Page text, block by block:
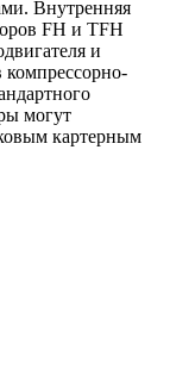
Внутренняя
FH и TFH
и
компрессорно-
могут
картерным